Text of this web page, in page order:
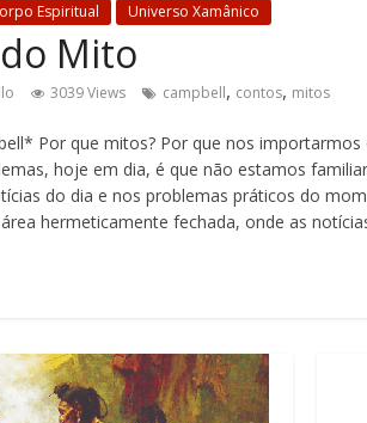
Espiritual Universo Xamânico
Mito
3039 Views campbell, contos, mitos
Por que mitos? Por que nos
hoje em dia, é que não estamos
do dia e nos problemas práticos do
hermeticamente fechada, onde as